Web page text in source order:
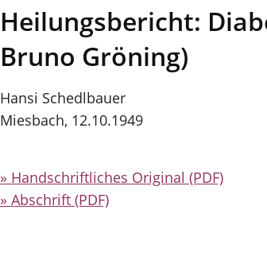
Heilungsbericht:
Bruno Gröning)
Hansi Schedlbauer
Miesbach, 12.10.1949
» Handschriftliches Original (PDF)
» Abschrift (PDF)